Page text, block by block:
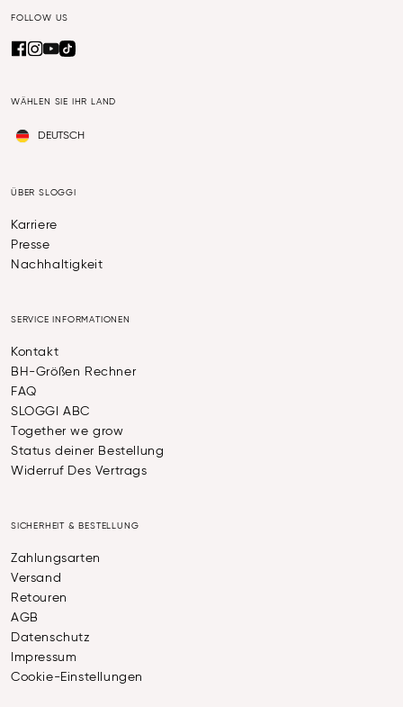
FOLLOW US
WÄHLEN SIE IHR LAND
DEUTSCH
ÜBER SLOGGI
Karriere
Presse
Nachhaltigkeit
SERVICE INFORMATIONEN
Kontakt
BH-Größen Rechner
FAQ
SLOGGI ABC
Together we grow
Status deiner Bestellung
Widerruf Des Vertrags
SICHERHEIT & BESTELLUNG
Zahlungsarten
Versand
Retouren
AGB
Datenschutz
Impressum
Cookie-Einstellungen